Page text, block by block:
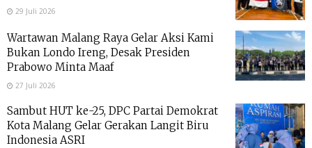
29 Juli 2026
Wartawan Malang Raya Gelar Aksi Kami
Bukan Londo Ireng, Desak Presiden
Prabowo Minta Maaf
27 Juli 2026
Sambut HUT ke-25, DPC Partai Demokrat
Kota Malang Gelar Gerakan Langit Biru
Indonesia ASRI